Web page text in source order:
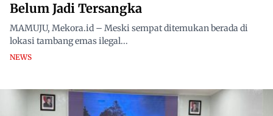
Belum Jadi Tersangka
MAMUJU, Mekora.id – Meski sempat ditemukan berada di
lokasi tambang emas ilegal...
NEWS